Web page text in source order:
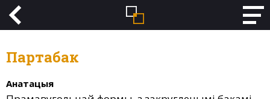
Партабак
Анатацыя